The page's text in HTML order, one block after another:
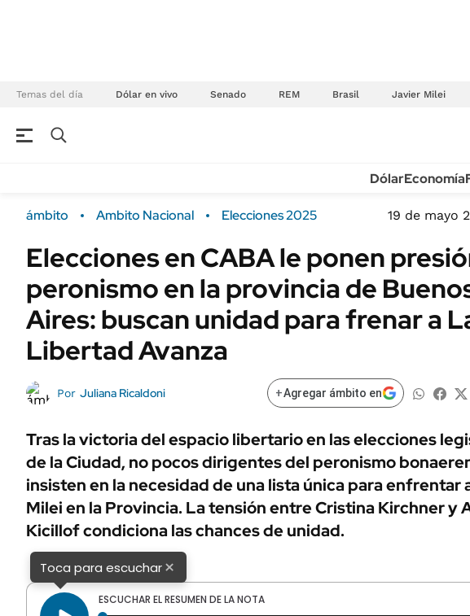
Temas del día Dólar en vivo Senado REM Brasil Javier Milei
Campo
FINANZAS
Dólar
Mercados
MEDIAKIT AMBITO DEBATE
Sustentabilidad
ENERGY REPORT
POLÍTICA
Nacional
Municipios
MÉXICO
MUNDO
AUTOS
DólarEconomía
ámbito Ambito Nacional Elecciones 2025 19 de mayo
Elecciones en CABA le ponen
peronismo en la provincia de
Aires: buscan unidad para frenar a
Libertad Avanza
Por Juliana Ricaldoni +Agregar ámbito en
Tras la victoria del espacio libertario en las elecciones
de la Ciudad, no pocos dirigentes del peronismo
insisten en la necesidad de una lista única para enfrentar
Milei en la Provincia. La tensión entre Cristina Kirchner y
Kicillof condiciona las chances de unidad.
Toca para escuchar×
ESCUCHAR EL RESUMEN DE LA NOTA